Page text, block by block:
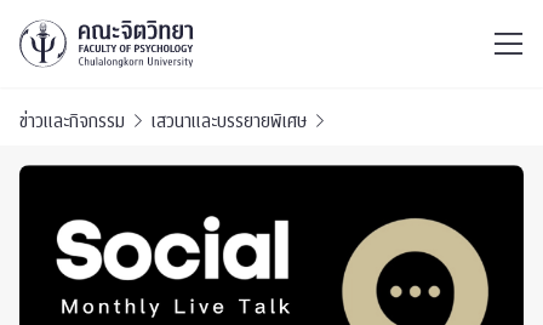
ข่าวและกิจกรรม เสวนาและบรรยายพิเศษ